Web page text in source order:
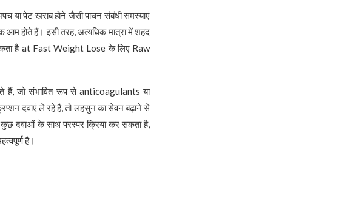
पेट खराब होने जैसी पाचन संबंधी समस्याएं
आम होते हैं। इसी तरह, अत्यधिक मात्रा में शहद
है at Fast Weight Lose के लिए Raw
हैं, जो संभावित रूप से anticoagulants या
दवाएं ले रहे हैं, तो लहसुन का सेवन बढ़ाने से
कुछ दवाओं के साथ परस्पर क्रिया कर सकता है,
है।